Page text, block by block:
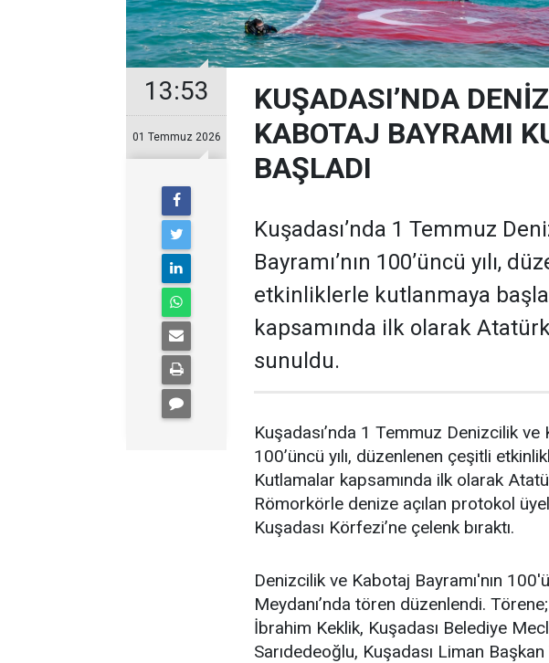
13:53
01 Temmuz 2026
KUŞADASI’NDA
KABOTAJ BAYRAMI
BAŞLADI
Kuşadası’nda 1 Temmuz
Bayramı’nın 100’üncü yılı,
etkinliklerle kutlanmaya
kapsamında ilk olarak Atatürk
sunuldu.
Kuşadası’nda 1 Temmuz Denizcilik ve
100’üncü yılı, düzenlenen çeşitli
Kutlamalar kapsamında ilk olarak
Römorkörle denize açılan protokol
Kuşadası Körfezi’ne çelenk bıraktı.
Denizcilik ve Kabotaj Bayramı'nın
Meydanı’nda tören düzenlendi.
İbrahim Keklik, Kuşadası Belediye
Sarıdedeoğlu, Kuşadası Liman